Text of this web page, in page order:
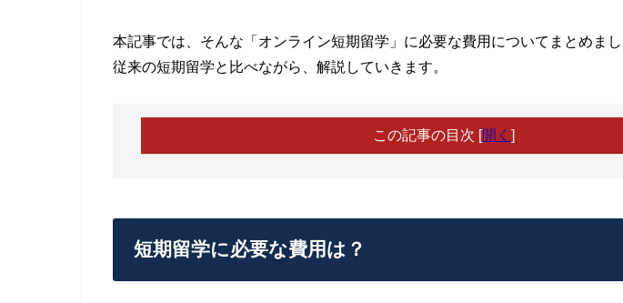
本記事では、そんな「オンライン短期留学」に必要な費用についてまとめまし
従来の短期留学と比べながら、解説していきます。
この記事の目次 開く
短期留学に必要な費用は？